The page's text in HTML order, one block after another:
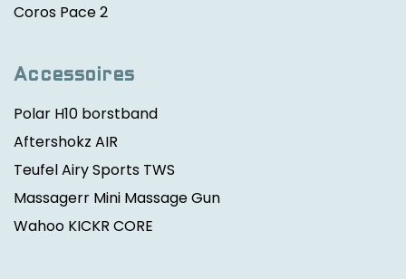
Coros Pace 2
Accessoires
Polar H10 borstband
Aftershokz AIR
Teufel Airy Sports TWS
Massagerr Mini Massage Gun
Wahoo KICKR CORE